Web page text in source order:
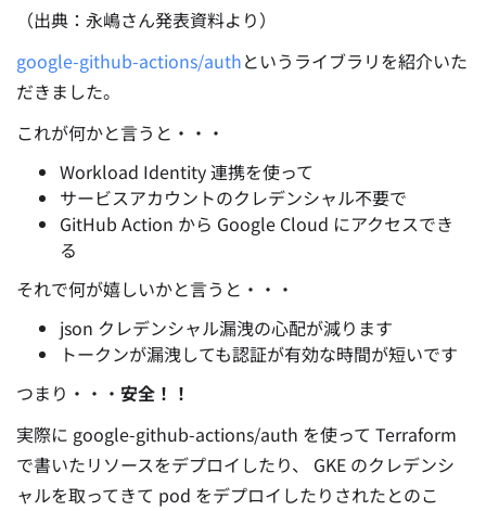
（出典：永嶋さん発表資料より）
google-github-actions/authというライブラリを紹介いた
だきました。
これが何かと言うと・・・
Workload Identity 連携を使って
サービスアカウントのクレデンシャル不要で
GitHub Action から Google Cloud にアクセスでき
る
それで何が嬉しいかと言うと・・・
json クレデンシャル漏洩の心配が減ります
トークンが漏洩しても認証が有効な時間が短いです
つまり・・・ 安全！！
実際に google-github-actions/auth を使って Terraform
で書いたリソースをデプロイしたり、 GKE のクレデンシ
ャルを取ってきて pod をデプロイしたりされたとのこ